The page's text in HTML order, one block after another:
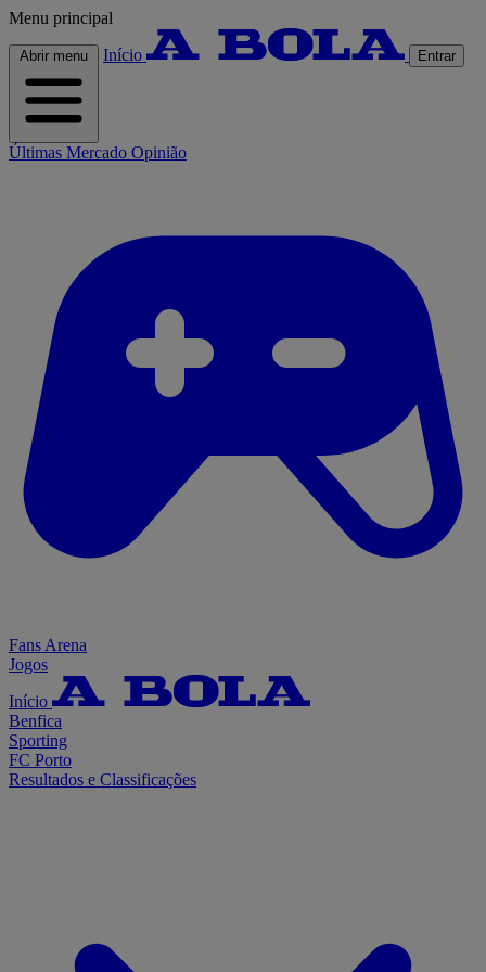
Menu principal
Abrir menu Início Entrar
Últimas Mercado Opinião
Fans Arena
Jogos
Início
Benfica
Sporting
FC Porto
Resultados e Classificações